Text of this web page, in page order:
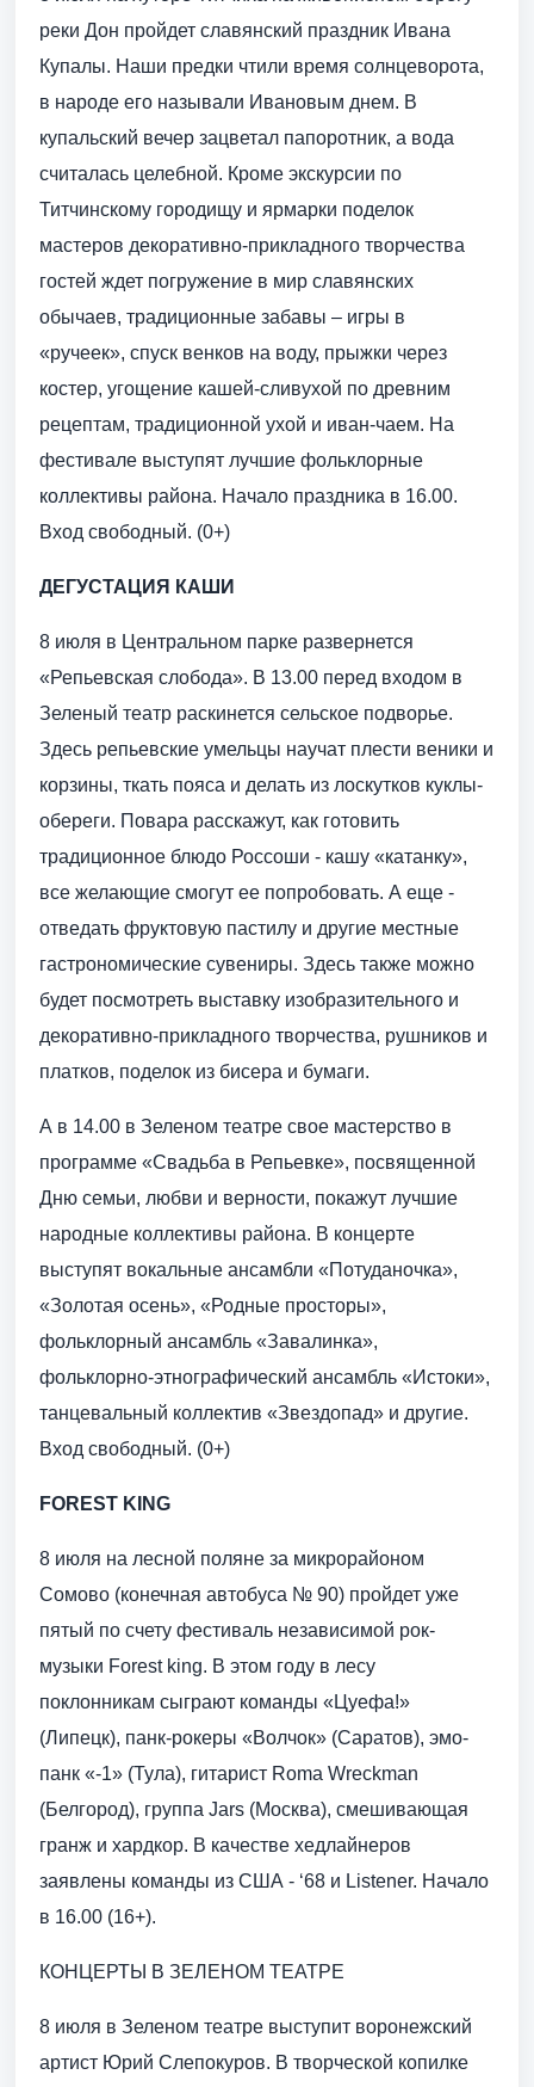
реки Дон пройдет славянский праздник Ивана
Купалы. Наши предки чтили время солнцеворота,
в народе его называли Ивановым днем. В
купальский вечер зацветал папоротник, а вода
считалась целебной. Кроме экскурсии по
Титчинскому городищу и ярмарки поделок
мастеров декоративно-прикладного творчества
гостей ждет погружение в мир славянских
обычаев, традиционные забавы – игры в
«ручеек», спуск венков на воду, прыжки через
костер, угощение кашей-сливухой по древним
рецептам, традиционной ухой и иван-чаем. На
фестивале выступят лучшие фольклорные
коллективы района. Начало праздника в 16.00.
Вход свободный. (0+)
ДЕГУСТАЦИЯ КАШИ
8 июля в Центральном парке развернется
«Репьевская слобода». В 13.00 перед входом в
Зеленый театр раскинется сельское подворье.
Здесь репьевские умельцы научат плести веники и
корзины, ткать пояса и делать из лоскутков куклы-
обереги. Повара расскажут, как готовить
традиционное блюдо Россоши - кашу «катанку»,
все желающие смогут ее попробовать. А еще -
отведать фруктовую пастилу и другие местные
гастрономические сувениры. Здесь также можно
будет посмотреть выставку изобразительного и
декоративно-прикладного творчества, рушников и
платков, поделок из бисера и бумаги.
А в 14.00 в Зеленом театре свое мастерство в
программе «Свадьба в Репьевке», посвященной
Дню семьи, любви и верности, покажут лучшие
народные коллективы района. В концерте
выступят вокальные ансамбли «Потуданочка»,
«Золотая осень», «Родные просторы»,
фольклорный ансамбль «Завалинка»,
фольклорно-этнографический ансамбль «Истоки»,
танцевальный коллектив «Звездопад» и другие.
Вход свободный. (0+)
FOREST KING
8 июля на лесной поляне за микрорайоном
Сомово (конечная автобуса № 90) пройдет уже
пятый по счету фестиваль независимой рок-
музыки Forest king. В этом году в лесу
поклонникам сыграют команды «Цуефа!»
(Липецк), панк-рокеры «Волчок» (Саратов), эмо-
панк «-1» (Тула), гитарист Roma Wreckman
(Белгород), группа Jars (Москва), смешивающая
гранж и хардкор. В качестве хедлайнеров
заявлены команды из США - ‘68 и Listener. Начало
в 16.00 (16+).
КОНЦЕРТЫ В ЗЕЛЕНОМ ТЕАТРЕ
8 июля в Зеленом театре выступит воронежский
артист Юрий Слепокуров. В творческой копилке